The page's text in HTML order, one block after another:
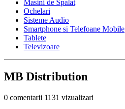
Masini de Spalat
Ochelari
Sisteme Audio
Smartphone si Telefoane Mobile
Tablete
Televizoare
MB Distribution
0 comentarii 1131 vizualizari